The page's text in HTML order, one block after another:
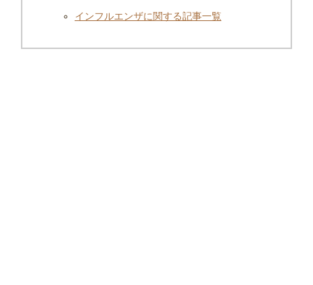
インフルエンザに関する記事一覧